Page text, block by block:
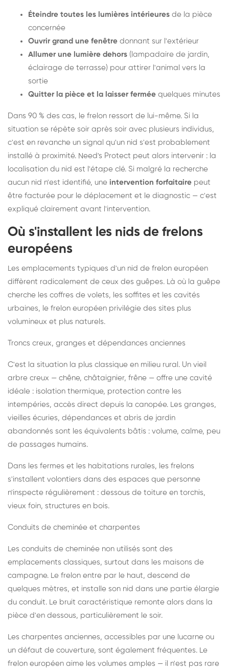
Éteindre toutes les lumières intérieures de la pièce
concernée
Ouvrir grand une fenêtre donnant sur l'extérieur
Allumer une lumière dehors (lampadaire de jardin,
éclairage de terrasse) pour attirer l'animal vers la
sortie
Quitter la pièce et la laisser fermée quelques minutes
Dans 90 % des cas, le frelon ressort de lui-même. Si la
situation se répète soir après soir avec plusieurs individus,
c'est en revanche un signal qu'un nid s'est probablement
installé à proximité. Need's Protect peut alors intervenir : la
localisation du nid est l'étape clé. Si malgré la recherche
aucun nid n'est identifié, une intervention forfaitaire peut
être facturée pour le déplacement et le diagnostic — c'est
expliqué clairement avant l'intervention.
Où s'installent les nids de frelons
européens
Les emplacements typiques d'un nid de frelon européen
diffèrent radicalement de ceux des guêpes. Là où la guêpe
cherche les coffres de volets, les soffites et les cavités
urbaines, le frelon européen privilégie des sites plus
volumineux et plus naturels.
Troncs creux, granges et dépendances anciennes
C'est la situation la plus classique en milieu rural. Un vieil
arbre creux — chêne, châtaignier, frêne — offre une cavité
idéale : isolation thermique, protection contre les
intempéries, accès direct depuis la canopée. Les granges,
vieilles écuries, dépendances et abris de jardin
abandonnés sont les équivalents bâtis : volume, calme, peu
de passages humains.
Dans les fermes et les habitations rurales, les frelons
s'installent volontiers dans des espaces que personne
n'inspecte régulièrement : dessous de toiture en torchis,
vieux foin, structures en bois.
Conduits de cheminée et charpentes
Les conduits de cheminée non utilisés sont des
emplacements classiques, surtout dans les maisons de
campagne. Le frelon entre par le haut, descend de
quelques mètres, et installe son nid dans une partie élargie
du conduit. Le bruit caractéristique remonte alors dans la
pièce d'en dessous, particulièrement le soir.
Les charpentes anciennes, accessibles par une lucarne ou
un défaut de couverture, sont également fréquentes. Le
frelon européen aime les volumes amples — il n'est pas rare